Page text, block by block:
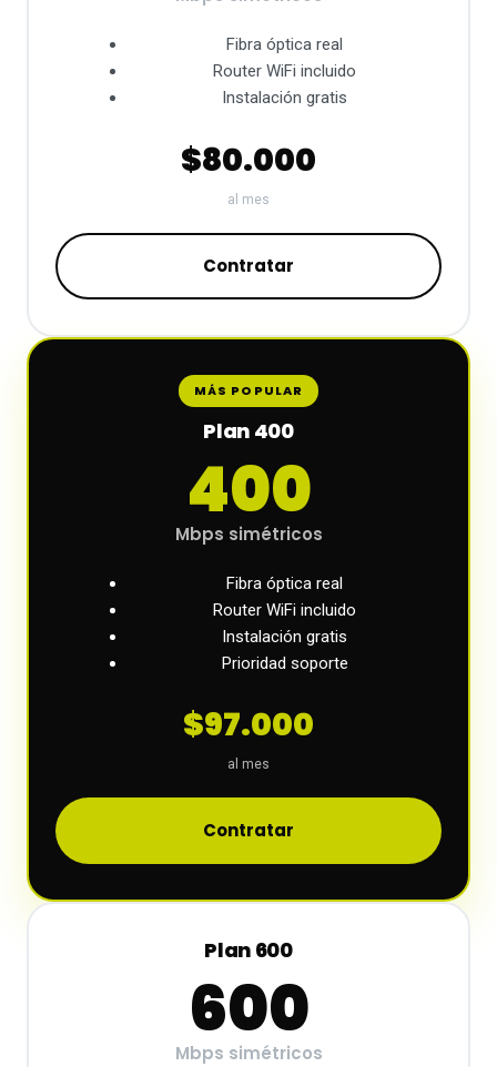
Fibra óptica real
Router WiFi incluido
Instalación gratis
$80.000
al mes
Contratar
MÁS POPULAR
Plan 400
400
Mbps simétricos
Fibra óptica real
Router WiFi incluido
Instalación gratis
Prioridad soporte
$97.000
al mes
Contratar
Plan 600
600
Mbps simétricos